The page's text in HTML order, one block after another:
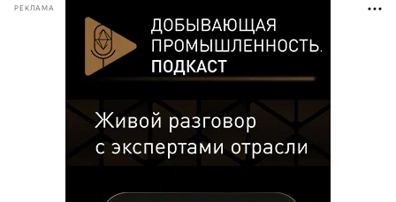
РЕКЛАМА